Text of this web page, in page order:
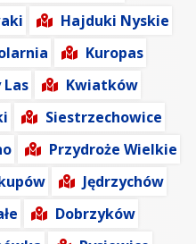
Hajduki Nyskie
Kuropas
Kwiatków
Siestrzechowice
Przydroże Wielkie
Jędrzychów
Dobrzyków